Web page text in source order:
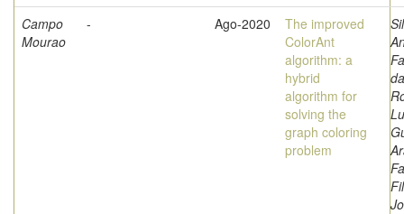
Campo
Mourao
- Ago-2020
The improved
ColorAnt
algorithm: a
hybrid
algorithm for
solving the
graph coloring
problem